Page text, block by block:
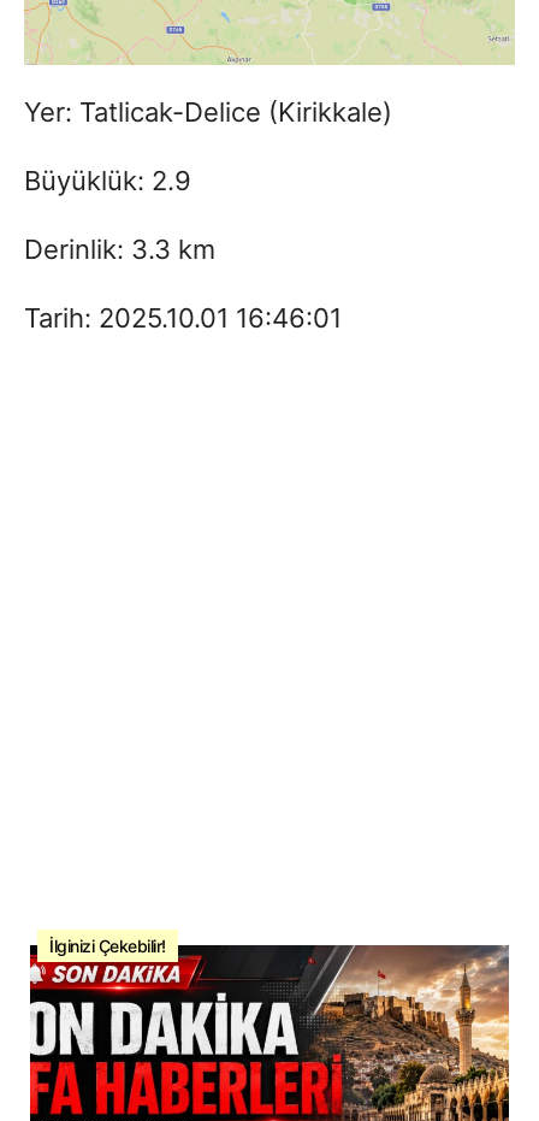
Yer: Tatlicak-Delice (Kirikkale)
Büyüklük: 2.9
Derinlik: 3.3 km
Tarih: 2025.10.01 16:46:01
İlginizi Çekebilir!